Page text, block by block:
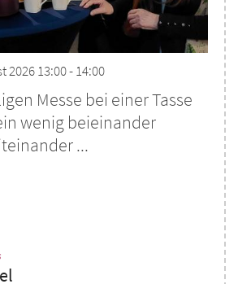
2026 13:00 - 14:00
Messe bei einer Tasse
wenig beieinander
...